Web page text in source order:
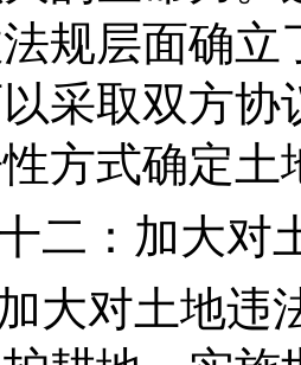
规层面确
采取双方协
方式确定土
二：加大对
大对土地违